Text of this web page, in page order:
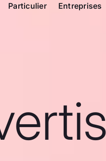
Particulier Entreprises